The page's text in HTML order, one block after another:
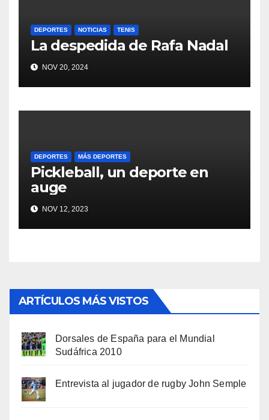
DEPORTES NOTICIAS TENIS
La despedida de Rafa Nadal
NOV 20, 2024
DEPORTES MÁS DEPORTES
Pickleball, un deporte en
auge
NOV 12, 2023
ARTÍCULOS MÁS VISTOS
Dorsales de España para el Mundial
Sudáfrica 2010
Entrevista al jugador de rugby John Semple